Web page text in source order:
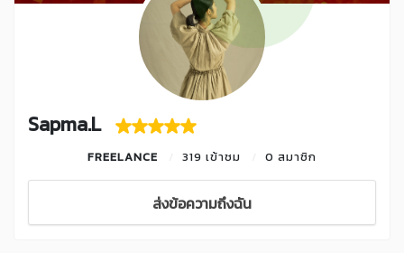
Sapma.L
FREELANCE 319 เข้าชม 0 สมาชิก
ส่งข้อความถึงฉัน